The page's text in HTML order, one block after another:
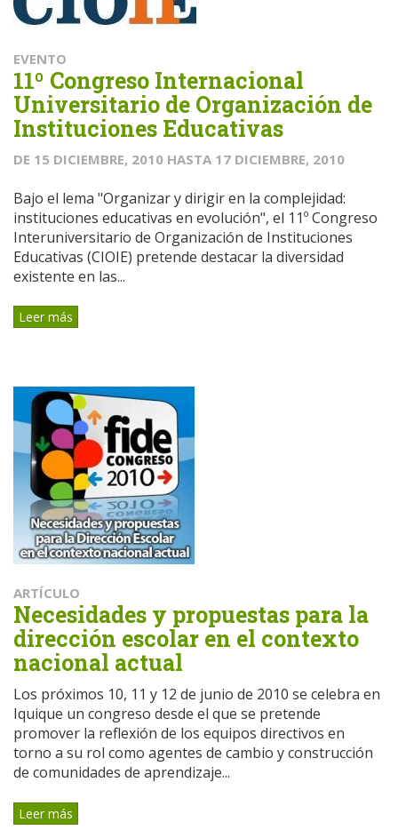
EVENTO
11º Congreso Internacional
Universitario de Organización de
Instituciones Educativas
DE 15 DICIEMBRE, 2010 HASTA 17 DICIEMBRE, 2010
Bajo el lema "Organizar y dirigir en la complejidad:
instituciones educativas en evolución", el 11º Congreso
Interuniversitario de Organización de Instituciones
Educativas (CIOIE) pretende destacar la diversidad
existente en las...
Leer más
ARTÍCULO
Necesidades y propuestas para la
dirección escolar en el contexto
nacional actual
Los próximos 10, 11 y 12 de junio de 2010 se celebra en
Iquique un congreso desde el que se pretende
promover la reflexión de los equipos directivos en
torno a su rol como agentes de cambio y construcción
de comunidades de aprendizaje...
Leer más